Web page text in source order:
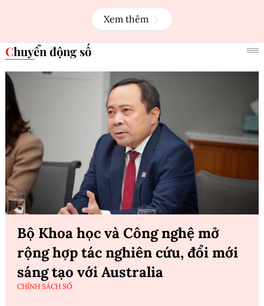
Xem thêm
Chuyển động số
Bộ Khoa học và Công nghệ mở
rộng hợp tác nghiên cứu, đổi mới
sáng tạo với Australia
CHÍNH SÁCH SỐ